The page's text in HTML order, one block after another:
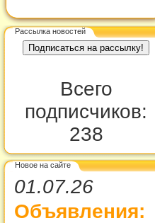
Рассылка новостей
Всего
подписчиков:
238
Новое на сайте
01.07.26
Объявления: